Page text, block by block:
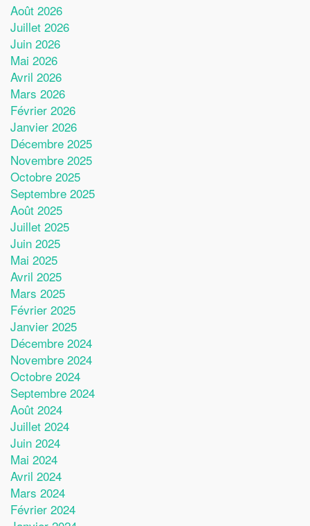
Août 2026
Juillet 2026
Juin 2026
Mai 2026
Avril 2026
Mars 2026
Février 2026
Janvier 2026
Décembre 2025
Novembre 2025
Octobre 2025
Septembre 2025
Août 2025
Juillet 2025
Juin 2025
Mai 2025
Avril 2025
Mars 2025
Février 2025
Janvier 2025
Décembre 2024
Novembre 2024
Octobre 2024
Septembre 2024
Août 2024
Juillet 2024
Juin 2024
Mai 2024
Avril 2024
Mars 2024
Février 2024